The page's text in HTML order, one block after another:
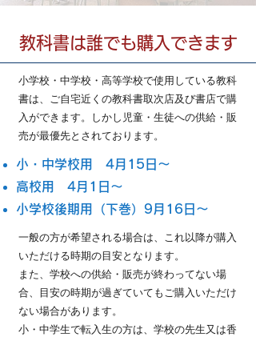
教科書は誰でも購入できます
小学校・中学校・高等学校で使用している教科
書は、ご自宅近くの教科書取次店及び書店で購
入ができます。しかし児童・生徒への供給・販
売が最優先とされております。
小・中学校用 4月15日～
高校用 4月1日～
小学校後期用（下巻）9月16日～
一般の方が希望される場合は、これ以降が購入
いただける時期の目安となります。
また、学校への供給・販売が終わってない場
合、目安の時期が過ぎていてもご購入いただけ
ない場合があります。
小・中学生で転入生の方は、学校の先生又は香